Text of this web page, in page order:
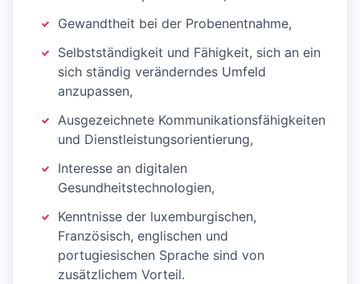
Gewandtheit bei der Probenentnahme,
Selbstständigkeit und Fähigkeit, sich an ein
sich ständig veränderndes Umfeld
anzupassen,
Ausgezeichnete Kommunikationsfähigkeiten
und Dienstleistungsorientierung,
Interesse an digitalen
Gesundheitstechnologien,
Kenntnisse der luxemburgischen,
Französisch, englischen und
portugiesischen Sprache sind von
zusätzlichem Vorteil.